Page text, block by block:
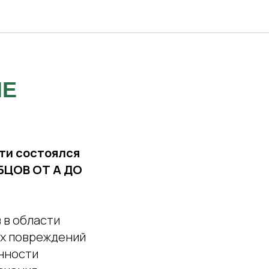
состоялся
ОТ А ДО
области
повреждений